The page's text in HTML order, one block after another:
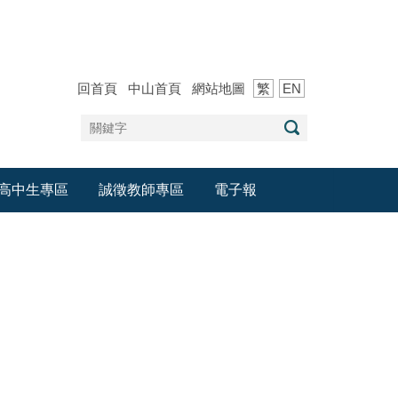
回首頁 中山首頁 網站地圖 繁 EN
中生專區 誠徵教師專區 電子報